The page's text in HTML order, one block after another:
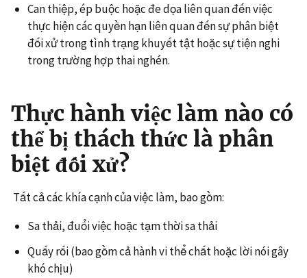
Can thiệp, ép buộc hoặc đe dọa liên quan đến việc
thực hiện các quyền hạn liên quan đến sự phân biệt
đối xử trong tình trạng khuyết tật hoặc sự tiện nghi
trong trường hợp thai nghén.
Thực hành việc làm nào có
thể bị thách thức là phân
biệt đối xử?
Tất cả các khía cạnh của việc làm, bao gồm:
Sa thải, đuổi việc hoặc tạm thời sa thải
Quấy rối (bao gồm cả hành vi thể chất hoặc lời nói gây
khó chịu)